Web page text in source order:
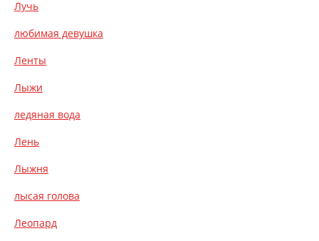
Лучь
любимая девушка
Ленты
Лыжи
ледяная вода
Лень
Лыжня
лысая голова
Леопард